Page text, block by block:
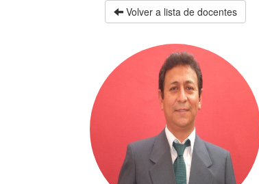
Volver a lista de docentes